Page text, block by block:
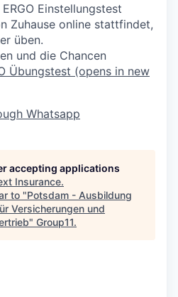
Einstellungstest
Zuhause online stattfindet,
üben.
und die Chancen
Übungstest (opens in new
Whatsapp
accepting applications
Insurance.
to "Potsdam - Ausbildung
Versicherungen und
" Group11.